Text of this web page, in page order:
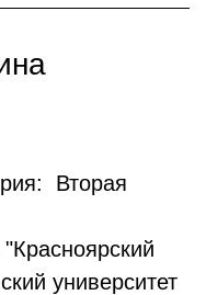
Вторая
университет